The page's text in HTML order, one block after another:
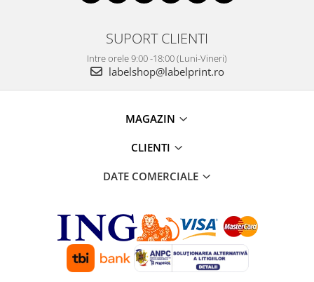
SUPORT CLIENTI
Intre orele 9:00 -18:00 (Luni-Vineri)
labelshop@labelprint.ro
MAGAZIN
CLIENTI
DATE COMERCIALE